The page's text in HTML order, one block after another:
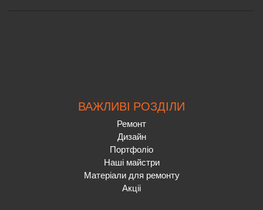
ВАЖЛИВІ РОЗДІЛИ
Ремонт
Дизайн
Портфоліо
Наші майстри
Матеріали для ремонту
Акціі